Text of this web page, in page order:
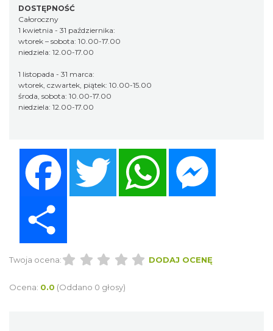
DOSTĘPNOŚĆ
Całoroczny
1 kwietnia - 31 października:
wtorek – sobota: 10.00-17.00
niedziela: 12.00-17.00
1 listopada - 31 marca:
wtorek, czwartek, piątek: 10.00-15.00
środa, sobota: 10.00-17.00
niedziela: 12.00-17.00
Twitter WhatsApp
Twoja ocena: DODAJ OCENĘ
Ocena: 0.0 (Oddano 0 głosy)